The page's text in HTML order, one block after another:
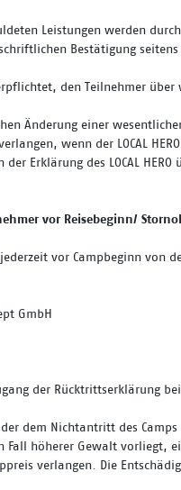
Leistungen werden
Bestätigung seitens
verpflichtet, den Teilnehmer
Änderung einer
wenn der LOCAL
der Erklärung des LOCAL
vor Reisebeginn/
vor Campbeginn von
GmbH
der Rücktrittserklärung
dem Nichtantritt des
Fall höherer Gewalt vorliegt,
verlangen. Die